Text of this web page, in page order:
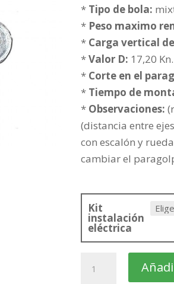
* Tipo de bola:
* Peso maximo
* Carga vertical
*Valor D: 17,20 Kn.
* Corte en el
* Tiempo de
* Observaciones:
(distancia entre
con escalón y
cambiar el
Kit
instalación
eléctrica
VOLKSWAGEN
Crafter